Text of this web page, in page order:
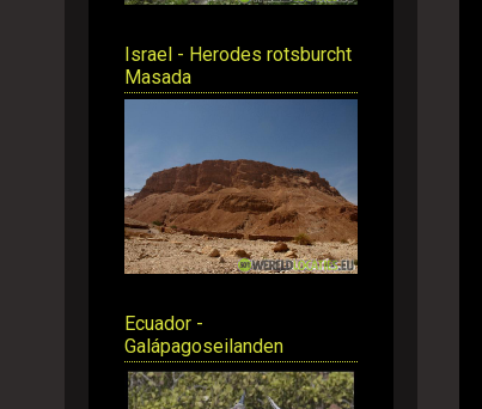
Israel - Herodes rotsburcht
Masada
Ecuador -
Galápagoseilanden